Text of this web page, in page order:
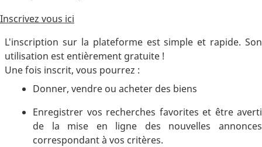
Inscrivez vous ici
L'inscription sur la plateforme est simple et rapide. Son
utilisation est entièrement gratuite !
Une fois inscrit, vous pourrez :
Donner, vendre ou acheter des biens
Enregistrer vos recherches favorites et être averti
de la mise en ligne des nouvelles annonces
correspondant à vos critères.